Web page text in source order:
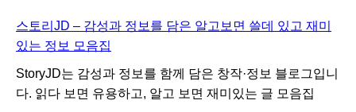
내
용
바
스토리JD – 감성과 정보를 담은 알고보면 쓸데 있고 재미
있는 정보 모음집
StoryJD는 감성과 정보를 함께 담은 창작·정보 블로그입니
다. 읽다 보면 유용하고, 알고 보면 재미있는 글 모음집